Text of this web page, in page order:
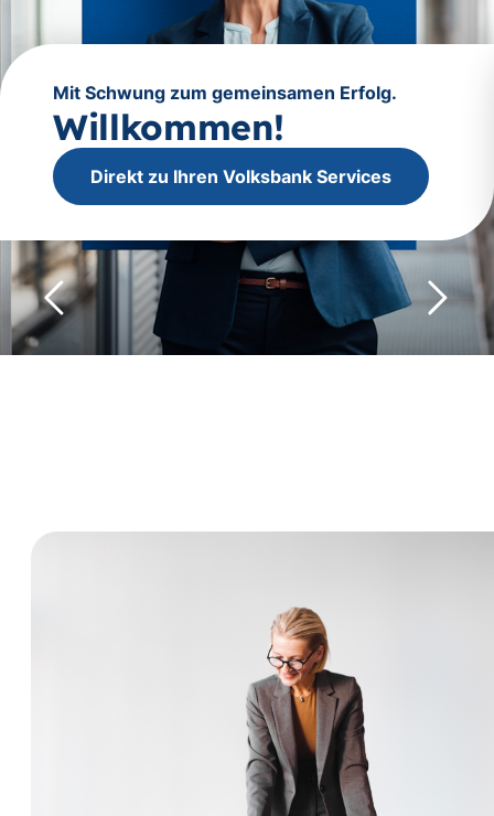
Mit Schwung zum gemeinsamen Erfolg.
Willkommen!
Direkt zu Ihren Volksbank Services
Rückwärts